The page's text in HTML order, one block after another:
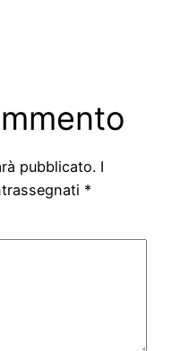
pubblicato. I
*